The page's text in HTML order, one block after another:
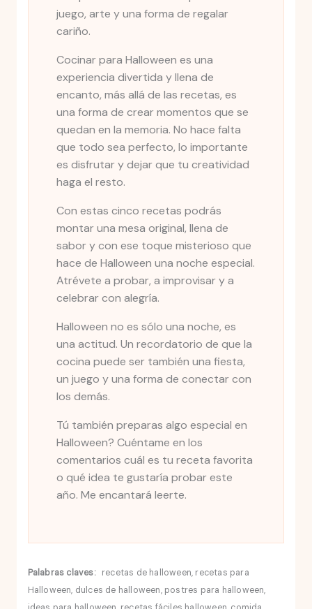
juego, arte y una forma de regalar
cariño.
Cocinar para Halloween es una
experiencia divertida y llena de
encanto, más allá de las recetas, es
una forma de crear momentos que se
quedan en la memoria. No hace falta
que todo sea perfecto, lo importante
es disfrutar y dejar que tu creatividad
haga el resto.
Con estas cinco recetas podrás
montar una mesa original, llena de
sabor y con ese toque misterioso que
hace de Halloween una noche especial.
Atrévete a probar, a improvisar y a
celebrar con alegría.
Halloween no es sólo una noche, es
una actitud. Un recordatorio de que la
cocina puede ser también una fiesta,
un juego y una forma de conectar con
los demás.
Tú también preparas algo especial en
Halloween? Cuéntame en los
comentarios cuál es tu receta favorita
o qué idea te gustaría probar este
año. Me encantará leerte.
Palabras claves: recetas de halloween, recetas para
Halloween, dulces de halloween, postres para halloween,